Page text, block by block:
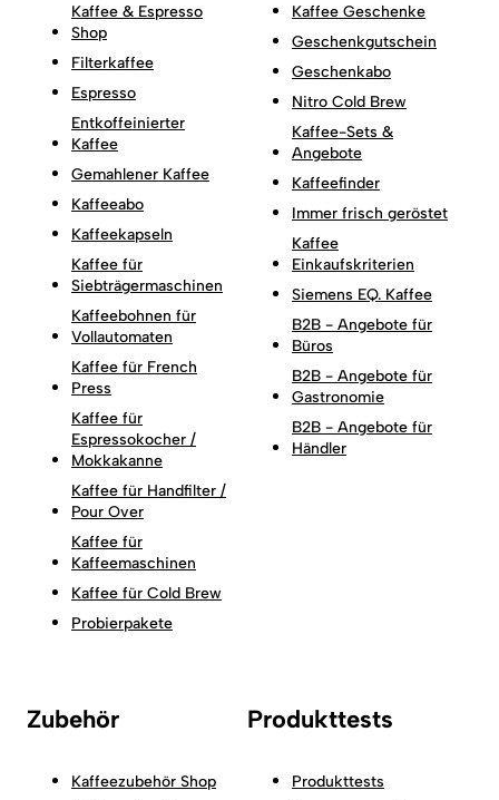
Kaffee & Espresso
Shop
Filterkaffee
Espresso
Entkoffeinierter
Kaffee
Gemahlener Kaffee
Kaffeeabo
Kaffeekapseln
Kaffee für
Siebträgermaschinen
Kaffeebohnen für
Vollautomaten
Kaffee für French
Press
Kaffee für
Espressokocher /
Mokkakanne
Kaffee für Handfilter /
Pour Over
Kaffee für
Kaffeemaschinen
Kaffee für Cold Brew
Probierpakete
Kaffee Geschenke
Geschenkgutschein
Geschenkabo
Nitro Cold Brew
Kaffee-Sets &
Angebote
Kaffeefinder
Immer frisch geröstet
Kaffee
Einkaufskriterien
Siemens EQ. Kaffee
B2B - Angebote für
Büros
B2B - Angebote für
Gastronomie
B2B - Angebote für
Händler
Zubehör
Kaffeezubehör Shop
Produkttests
Produkttests